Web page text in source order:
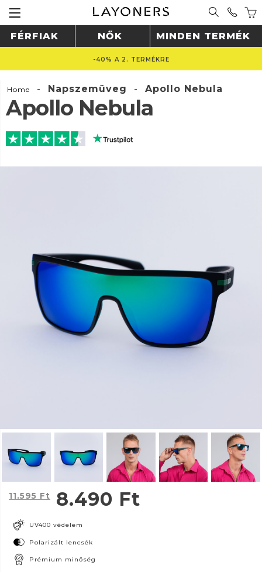
FÉRFIAK NŐK MINDEN TERMÉK
-40% A 2. TERMÉKRE
Home - Napszemüveg - Apollo Nebula
Apollo Nebula
11.595 Ft 8.490 Ft
UV400 védelem
Polarizált lencsék
Prémium minőség